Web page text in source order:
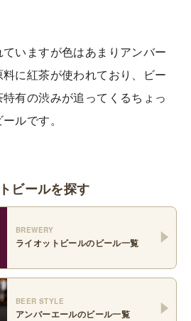
いますが色はあまりアンバー
に紅茶が使われており、ビー
有の渋みが追ってくるちょっ
ルです。
ビールを探す
BREWERY
ライオットビールのビール一覧
BEER STYLE
アンバーエールのビール一覧